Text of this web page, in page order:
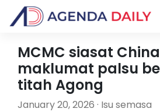
MCMC siasat
maklumat palsu
titah Agong
January 20, 2026 · Isu semasa